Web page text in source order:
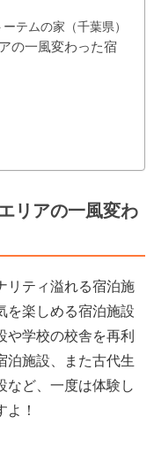
テムの家（千葉県）
の一風変わった宿
リアの一風変わ
リティ溢れる宿泊施
を楽しめる宿泊施設
や学校の校舎を再利
泊施設、また古代生
など、一度は体験し
！